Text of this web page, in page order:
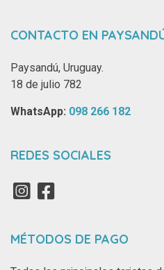
CONTACTO EN
Paysandú, Uruguay.
18 de julio 782
WhatsApp: ‪ 098 266 182‬
REDES SOCIALES
MÉTODOS DE PAGO